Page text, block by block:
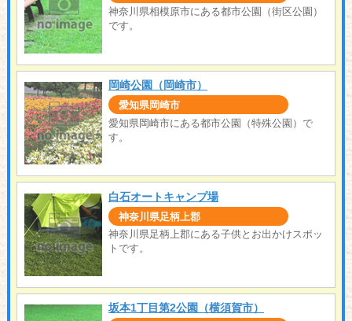
神奈川県相模原市にある都市公園（街区公園）
です。
岡崎公園（岡崎市）
愛知県岡崎市
愛知県岡崎市にある都市公園（特殊公園）で
す。
白石オートキャンプ場
神奈川県足柄上郡
神奈川県足柄上郡にある子供とお出かけスポッ
トです。
坂本1丁目第2公園（横須賀市）